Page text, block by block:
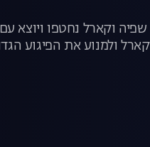
וקארל נחטפו ויוצא
ולמנוע את הפיגוע